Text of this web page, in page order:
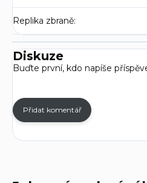
Replika zbraně:
Diskuze
Buďte první, kdo napíše
Přidat komentář